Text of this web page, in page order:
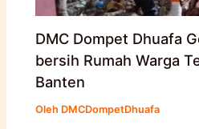
DMC Dompet Dhuafa
bersih Rumah Warga
Banten
Oleh DMCDompetDhuafa